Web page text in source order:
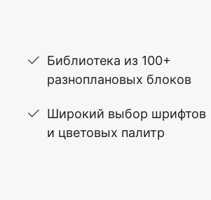
Библиотека из 100+
разноплановых блоков
Широкий выбор шрифтов
и цветовых палитр